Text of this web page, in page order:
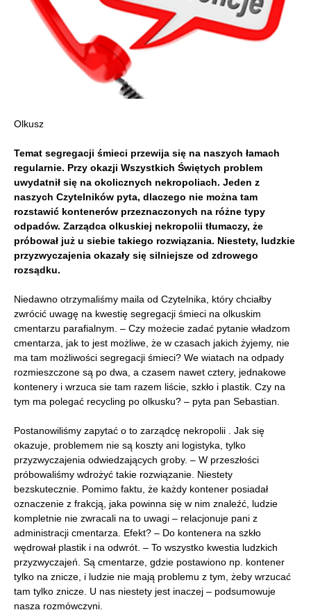
Olkusz
Temat segregacji śmieci przewija się na naszych łamach
regularnie. Przy okazji Wszystkich Świętych problem
uwydatnił się na okolicznych nekropoliach. Jeden z
naszych Czytelników pyta, dlaczego nie można tam
rozstawić kontenerów przeznaczonych na różne typy
odpadów. Zarządca olkuskiej nekropolii tłumaczy, że
próbował już u siebie takiego rozwiązania. Niestety, ludzkie
przyzwyczajenia okazały się silniejsze od zdrowego
rozsądku.
Niedawno otrzymaliśmy maila od Czytelnika, który chciałby
zwrócić uwagę na kwestię segregacji śmieci na olkuskim
cmentarzu parafialnym. – Czy możecie zadać pytanie władzom
cmentarza, jak to jest możliwe, że w czasach jakich żyjemy, nie
ma tam możliwości segregacji śmieci? We wiatach na odpady
rozmieszczone są po dwa, a czasem nawet cztery, jednakowe
kontenery i wrzuca sie tam razem liście, szkło i plastik. Czy na
tym ma polegać recycling po olkusku? – pyta pan Sebastian.
Postanowiliśmy zapytać o to zarządcę nekropolii . Jak się
okazuje, problemem nie są koszty ani logistyka, tylko
przyzwyczajenia odwiedzających groby. – W przeszłości
próbowaliśmy wdrożyć takie rozwiązanie. Niestety
bezskutecznie. Pomimo faktu, że każdy kontener posiadał
oznaczenie z frakcją, jaka powinna się w nim znaleźć, ludzie
kompletnie nie zwracali na to uwagi – relacjonuje pani z
administracji cmentarza. Efekt? – Do kontenera na szkło
wędrował plastik i na odwrót. – To wszystko kwestia ludzkich
przyzwyczajeń. Są cmentarze, gdzie postawiono np. kontener
tylko na znicze, i ludzie nie mają problemu z tym, żeby wrzucać
tam tylko znicze. U nas niestety jest inaczej – podsumowuje
nasza rozmówczyni.